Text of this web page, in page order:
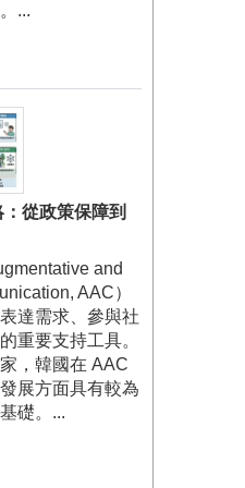
...
從政策保障到
and
AAC）
達需求、參與社
重要支持工具。
，韓國在 AAC
展方面具有較為
礎。...